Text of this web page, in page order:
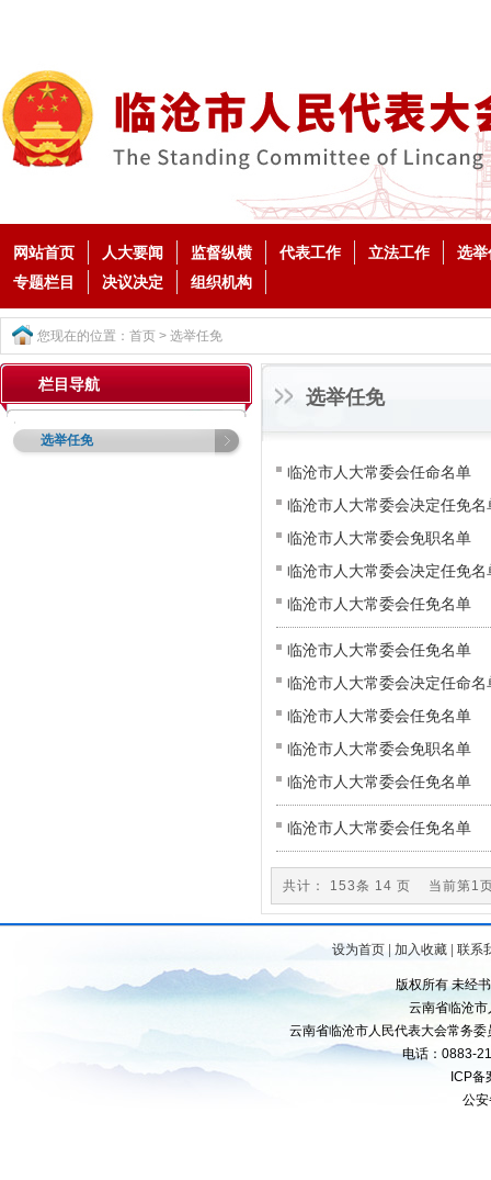
网站首页 人大要闻 监督纵横 代表工作 立法工作
选举
专题栏目
决议决定 组织机构
您现在的位置： 首页 > 选举任免
栏目导航
选举任免
选举任免
临沧市人大常委会任命名单
临沧市人大常委会决定任免名
临沧市人大常委会免职名单
临沧市人大常委会决定任免名
临沧市人大常委会任免名单
临沧市人大常委会任免名单
临沧市人大常委会决定任命名
临沧市人大常委会任免名单
临沧市人大常委会免职名单
临沧市人大常委会任免名单
临沧市人大常委会任免名单
共计： 153条 14 页 当前第1
设为首页 加入收藏 联系
版权所有 未经
云南省临沧
云南省临沧市人民代表大会常务
电话：0883-
ICP备
公